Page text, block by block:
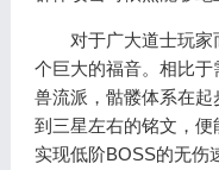
对于广大道士玩家
个巨大的福音。相比
兽流派，骷髅体系在
到三星左右的铭文，便
实现低阶BOSS的无伤